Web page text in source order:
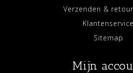
Verzenden &
Klantenservice
Sitemap
Mijn